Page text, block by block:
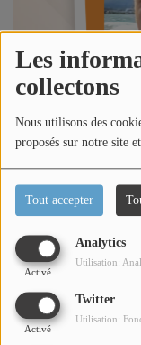
Les
collectons
Nous utilisons des
proposés sur notre site
Tout accepter
Analytics
Activé
Utilisation:
Twitter
Activé
Utilisation:
Diffusions
Podcasts
Jeu concours
Contactez-nous
Dans l'émission